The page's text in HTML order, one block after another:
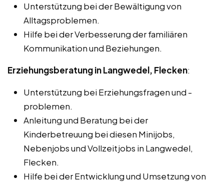
Unterstützung bei der Bewältigung von
Alltagsproblemen.
Hilfe bei der Verbesserung der familiären
Kommunikation und Beziehungen.
Erziehungsberatung in Langwedel, Flecken:
Unterstützung bei Erziehungsfragen und -
problemen.
Anleitung und Beratung bei der
Kinderbetreuung bei diesen Minijobs,
Nebenjobs und Vollzeitjobs in Langwedel,
Flecken.
Hilfe bei der Entwicklung und Umsetzung von